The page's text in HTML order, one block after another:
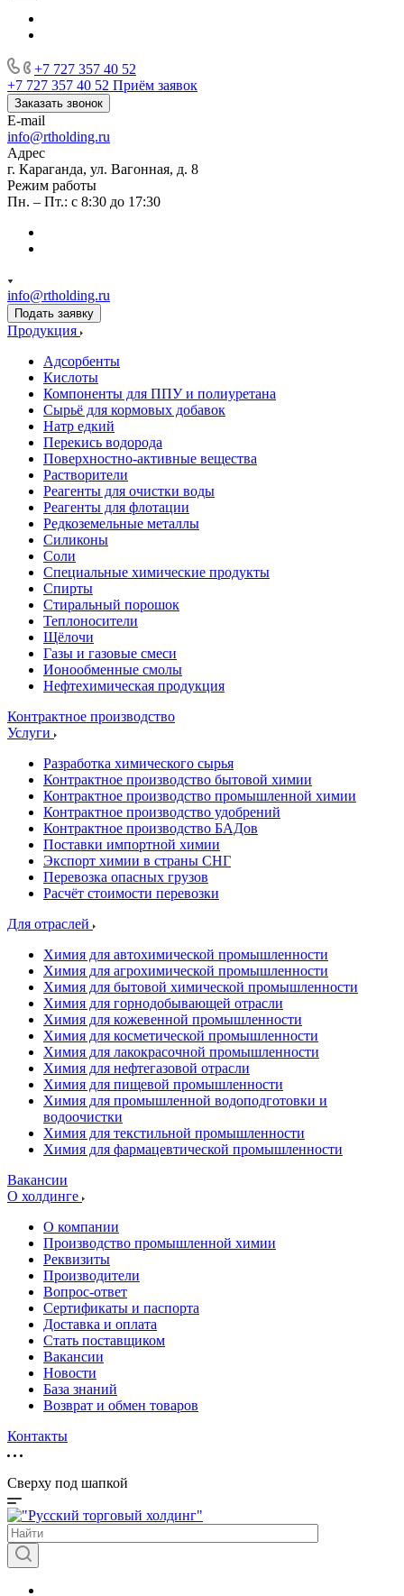
+7 727 357 40 52
+7 727 357 40 52 Приём заявок
Заказать звонок
E-mail
info@rtholding.ru
Адрес
г. Караганда, ул. Вагонная, д. 8
Режим работы
Пн. – Пт.: с 8:30 до 17:30
info@rtholding.ru
Подать заявку
Продукция
Адсорбенты
Кислоты
Компоненты для ППУ и полиуретана
Сырьё для кормовых добавок
Натр едкий
Перекись водорода
Поверхностно-активные вещества
Растворители
Реагенты для очистки воды
Реагенты для флотации
Редкоземельные металлы
Силиконы
Соли
Специальные химические продукты
Спирты
Стиральный порошок
Теплоносители
Щёлочи
Газы и газовые смеси
Ионообменные смолы
Нефтехимическая продукция
Контрактное производство
Услуги
Разработка химического сырья
Контрактное производство бытовой химии
Контрактное производство промышленной химии
Контрактное производство удобрений
Контрактное производство БАДов
Поставки импортной химии
Экспорт химии в страны СНГ
Перевозка опасных грузов
Расчёт стоимости перевозки
Для отраслей
Химия для автохимической промышленности
Химия для агрохимической промышленности
Химия для бытовой химической промышленности
Химия для горнодобывающей отрасли
Химия для кожевенной промышленности
Химия для косметической промышленности
Химия для лакокрасочной промышленности
Химия для нефтегазовой отрасли
Химия для пищевой промышленности
Химия для промышленной водоподготовки и
водоочистки
Химия для текстильной промышленности
Химия для фармацевтической промышленности
Вакансии
О холдинге
О компании
Производство промышленной химии
Реквизиты
Производители
Вопрос-ответ
Сертификаты и паспорта
Доставка и оплата
Стать поставщиком
Вакансии
Новости
База знаний
Возврат и обмен товаров
Контакты
Сверху под шапкой